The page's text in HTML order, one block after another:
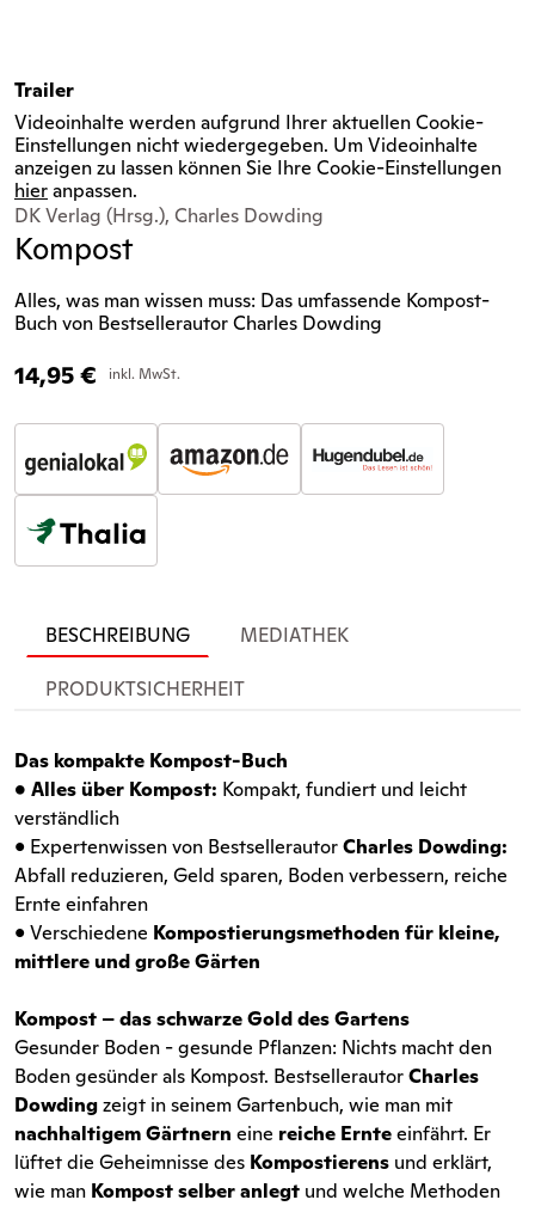
Trailer
Videoinhalte werden aufgrund Ihrer aktuellen Cookie-
Einstellungen nicht wiedergegeben. Um Videoinhalte
anzeigen zu lassen können Sie Ihre Cookie-Einstellungen
hieranpassen.
DK Verlag (Hrsg.), Charles Dowding
Kompost
Alles, was man wissen muss: Das umfassende Kompost-
Buch von Bestsellerautor Charles Dowding
14,95€ inkl. MwSt.
BESCHREIBUNG MEDIATHEK
PRODUKTSICHERHEIT
Das kompakte Kompost-Buch
• Alles über Kompost: Kompakt, fundiert und leicht
verständlich
• Expertenwissen von BestsellerautorCharles Dowding:
Abfall reduzieren, Geld sparen, Boden verbessern, reiche
Ernte einfahren
• Verschiedene Kompostierungsmethoden für kleine,
mittlere und große Gärten
Kompost – das schwarze Gold des Gartens
Gesunder Boden - gesunde Pflanzen: Nichts macht den
Boden gesünder als Kompost. BestsellerautorCharles
Dowdingzeigt in seinem Gartenbuch, wie man mit
nachhaltigem Gärtnern eine reiche Ernteeinfährt. Er
lüftet die Geheimnisse des Kompostierens und erklärt,
wie man Kompost selber anlegt und welche Methoden